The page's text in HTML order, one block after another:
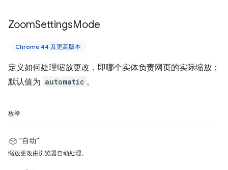
ZoomSettingsMode
Chrome 44 及更高版本
定义如何处理缩放更改，即哪个实体负责网页的实际缩放；
默认值为 automatic 。
枚举
“自动”
缩放更改由浏览器自动处理。